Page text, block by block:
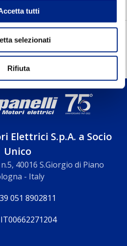
tutti
selezionati
Rifiuta
Elettrici S.p.A. a Socio
Unico
40016 S.Giorgio di Piano
- Italy
051 8902811
IT00662271204